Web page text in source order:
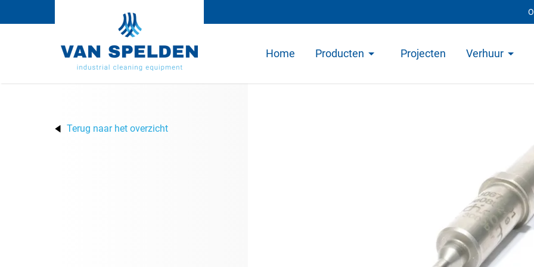
Home Producten Projecten Verhuur
Terug naar het overzicht